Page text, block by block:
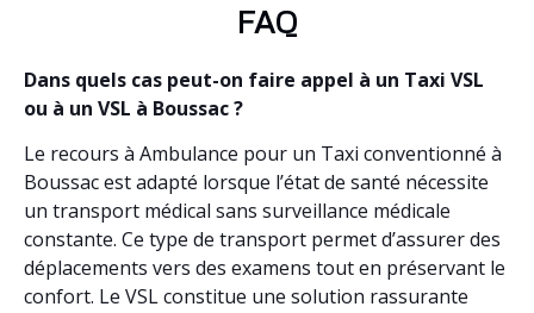
FAQ
Dans quels cas peut-on faire appel à un Taxi VSL
ou à un VSL à Boussac ?
Le recours à Ambulance pour un Taxi conventionné à
Boussac est adapté lorsque l’état de santé nécessite
un transport médical sans surveillance médicale
constante. Ce type de transport permet d’assurer des
déplacements vers des examens tout en préservant le
confort. Le VSL constitue une solution rassurante